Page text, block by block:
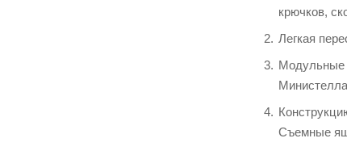
крючков,
Легкая
Модульные
Съемные